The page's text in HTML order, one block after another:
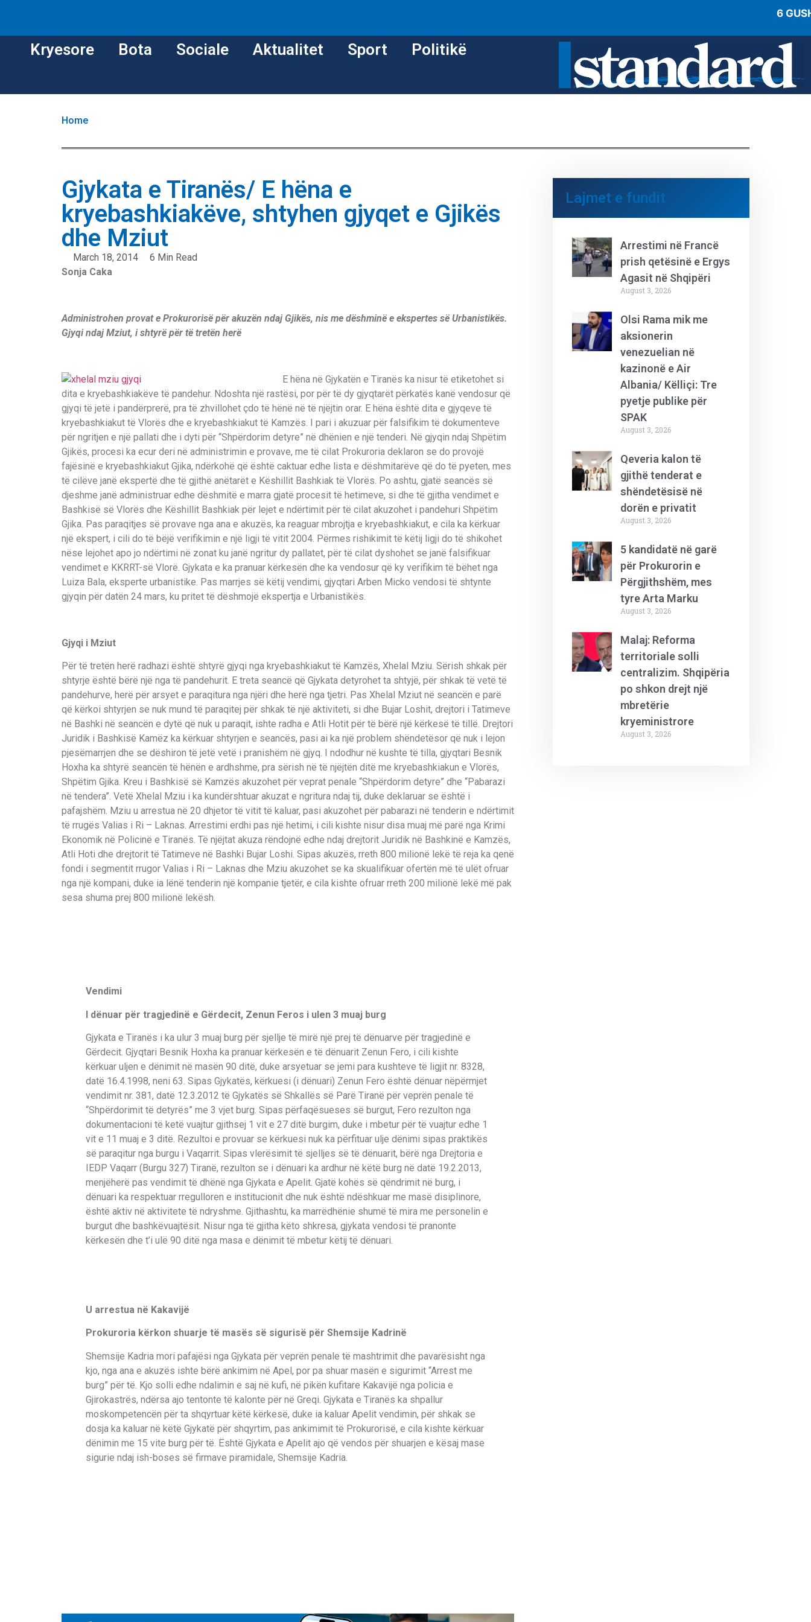
6
Kryesore Bota Sociale Aktualitet Sport Politikë
Home
Gjykata e Tiranës/ E hëna e
kryebashkiakëve, shtyhen gjyqet e Gjikës
dhe Mziut
March 18, 2014
6 Min Read
Sonja Caka
Administrohen provat e Prokurorisë për akuzën ndaj Gjikës, nis me dëshminë e ekspertes së Urbanistikës.
Gjyqi ndaj Mziut, i shtyrë për të tretën herë
E hëna në Gjykatën e Tiranës ka nisur të etiketohet si
dita e kryebashkiakëve të pandehur. Ndoshta një rastësi, por për të dy gjyqtarët përkatës kanë vendosur që
gjyqi të jetë i pandërprerë, pra të zhvillohet çdo të hënë në të njëjtin orar. E hëna është dita e gjyqeve të
kryebashkiakut të Vlorës dhe e kryebashkiakut të Kamzës. I pari i akuzuar për falsifikim të dokumenteve
për ngritjen e një pallati dhe i dyti për “Shpërdorim detyre” në dhënien e një tenderi. Në gjyqin ndaj Shpëtim
Gjikës, procesi ka ecur deri në administrimin e provave, me të cilat Prokuroria deklaron se do provojë
fajësinë e kryebashkiakut Gjika, ndërkohë që është caktuar edhe lista e dëshmitarëve që do të pyeten, mes
të cilëve janë ekspertë dhe të gjithë anëtarët e Këshillit Bashkiak të Vlorës. Po ashtu, gjatë seancës së
djeshme janë administruar edhe dëshmitë e marra gjatë procesit të hetimeve, si dhe të gjitha vendimet e
Bashkisë së Vlorës dhe Këshillit Bashkiak për lejet e ndërtimit për të cilat akuzohet i pandehuri Shpëtim
Gjika. Pas paraqitjes së provave nga ana e akuzës, ka reaguar mbrojtja e kryebashkiakut, e cila ka kërkuar
një ekspert, i cili do të bëjë verifikimin e një ligji të vitit 2004. Përmes rishikimit të këtij ligji do të shikohet
nëse lejohet apo jo ndërtimi në zonat ku janë ngritur dy pallatet, për të cilat dyshohet se janë falsifikuar
vendimet e KKRRT-së Vlorë. Gjykata e ka pranuar kërkesën dhe ka vendosur që ky verifikim të bëhet nga
Luiza Bala, eksperte urbanistike. Pas marrjes së këtij vendimi, gjyqtari Arben Micko vendosi të shtynte
gjyqin për datën 24 mars, ku pritet të dëshmojë ekspertja e Urbanistikës.
Gjyqi i Mziut
Për të tretën herë radhazi është shtyrë gjyqi nga kryebashkiakut të Kamzës, Xhelal Mziu. Sërish shkak për
shtyrje është bërë një nga të pandehurit. E treta seancë që Gjykata detyrohet ta shtyjë, për shkak të vetë të
pandehurve, herë për arsyet e paraqitura nga njëri dhe herë nga tjetri. Pas Xhelal Mziut në seancën e parë
që kërkoi shtyrjen se nuk mund të paraqitej për shkak të një aktiviteti, si dhe Bujar Loshit, drejtori i Tatimeve
në Bashki në seancën e dytë që nuk u paraqit, ishte radha e Atli Hotit për të bërë një kërkesë të tillë. Drejtori
Juridik i Bashkisë Kamëz ka kërkuar shtyrjen e seancës, pasi ai ka një problem shëndetësor që nuk i lejon
pjesëmarrjen dhe se dëshiron të jetë vetë i pranishëm në gjyq. I ndodhur në kushte të tilla, gjyqtari Besnik
Hoxha ka shtyrë seancën të hënën e ardhshme, pra sërish në të njëjtën ditë me kryebashkiakun e Vlorës,
Shpëtim Gjika. Kreu i Bashkisë së Kamzës akuzohet për veprat penale “Shpërdorim detyre” dhe “Pabarazi
në tendera”. Vetë Xhelal Mziu i ka kundërshtuar akuzat e ngritura ndaj tij, duke deklaruar se është i
pafajshëm. Mziu u arrestua në 20 dhjetor të vitit të kaluar, pasi akuzohet për pabarazi në tenderin e ndërtimit
të rrugës Valias i Ri – Laknas. Arrestimi erdhi pas një hetimi, i cili kishte nisur disa muaj më parë nga Krimi
Ekonomik në Policinë e Tiranës. Të njëjtat akuza rëndojnë edhe ndaj drejtorit Juridik në Bashkinë e Kamzës,
Atli Hoti dhe drejtorit të Tatimeve në Bashki Bujar Loshi. Sipas akuzës, rreth 800 milionë lekë të reja ka qenë
fondi i segmentit rrugor Valias i Ri – Laknas dhe Mziu akuzohet se ka skualifikuar ofertën më të ulët ofruar
nga një kompani, duke ia lënë tenderin një kompanie tjetër, e cila kishte ofruar rreth 200 milionë lekë më pak
sesa shuma prej 800 milionë lekësh.
Vendimi
I dënuar për tragjedinë e Gërdecit, Zenun Feros i ulen 3 muaj burg
Gjykata e Tiranës i ka ulur 3 muaj burg për sjellje të mirë një prej të dënuarve për tragjedinë e
Gërdecit. Gjyqtari Besnik Hoxha ka pranuar kërkesën e të dënuarit Zenun Fero, i cili kishte
kërkuar uljen e dënimit në masën 90 ditë, duke arsyetuar se jemi para kushteve të ligjit nr. 8328,
datë 16.4.1998, neni 63. Sipas Gjykatës, kërkuesi (i dënuari) Zenun Fero është dënuar nëpërmjet
vendimit nr. 381, datë 12.3.2012 të Gjykatës së Shkallës së Parë Tiranë për veprën penale të
“Shpërdorimit të detyrës” me 3 vjet burg. Sipas përfaqësueses së burgut, Fero rezulton nga
dokumentacioni të ketë vuajtur gjithsej 1 vit e 27 ditë burgim, duke i mbetur për të vuajtur edhe 1
vit e 11 muaj e 3 ditë. Rezultoi e provuar se kërkuesi nuk ka përfituar ulje dënimi sipas praktikës
së paraqitur nga burgu i Vaqarrit. Sipas vlerësimit të sjelljes së të dënuarit, bërë nga Drejtoria e
IEDP Vaqarr (Burgu 327) Tiranë, rezulton se i dënuari ka ardhur në këtë burg në datë 19.2.2013,
menjëherë pas vendimit të dhënë nga Gjykata e Apelit. Gjatë kohës së qëndrimit në burg, i
dënuari ka respektuar rregulloren e institucionit dhe nuk është ndëshkuar me masë disiplinore,
është aktiv në aktivitete të ndryshme. Gjithashtu, ka marrëdhënie shumë të mira me personelin e
burgut dhe bashkëvuajtësit. Nisur nga të gjitha këto shkresa, gjykata vendosi të pranonte
kërkesën dhe t’i ulë 90 ditë nga masa e dënimit të mbetur këtij të dënuari.
U arrestua në Kakavijë
Prokuroria kërkon shuarje të masës së sigurisë për Shemsije Kadrinë
Shemsije Kadria mori pafajësi nga Gjykata për veprën penale të mashtrimit dhe pavarësisht nga
kjo, nga ana e akuzës ishte bërë ankimim në Apel, por pa shuar masën e sigurimit “Arrest me
burg” për të. Kjo solli edhe ndalimin e saj në kufi, në pikën kufitare Kakavijë nga policia e
Gjirokastrës, ndërsa ajo tentonte të kalonte për në Greqi. Gjykata e Tiranës ka shpallur
moskompetencën për ta shqyrtuar këtë kërkesë, duke ia kaluar Apelit vendimin, për shkak se
dosja ka kaluar në këtë Gjykatë për shqyrtim, pas ankimimit të Prokurorisë, e cila kishte kërkuar
dënimin me 15 vite burg për të. Është Gjykata e Apelit ajo që vendos për shuarjen e kësaj mase
sigurie ndaj ish-boses së firmave piramidale, Shemsije Kadria.
Lajmet e fundit
Arrestimi në Francë
prish qetësinë e Ergys
Agasit në Shqipëri
August 3, 2026
Olsi Rama mik me
aksionerin
venezuelian në
kazinonë e Air
Albania/ Këlliçi: Tre
pyetje publike për
SPAK
August 3, 2026
Qeveria kalon të
gjithë tenderat e
shëndetësisë në
dorën e privatit
August 3, 2026
5 kandidatë në garë
për Prokurorin e
Përgjithshëm, mes
tyre Arta Marku
August 3, 2026
Malaj: Reforma
territoriale solli
centralizim. Shqipëria
po shkon drejt një
mbretërie
kryeministrore
August 3, 2026